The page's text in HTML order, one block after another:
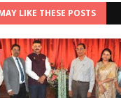
LIKE THESE POSTS